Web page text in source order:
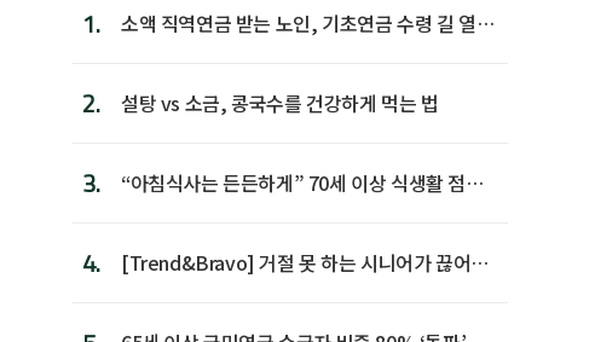
1.
소액 직역연금 받는 노인, 기초연금 수령 길 열린
2. 설탕 vs 소금, 콩국수를 건강하게 먹는 법
3.
“아침식사는 든든하게” 70세 이상 식생활 점수
4.
[Trend&Bravo] 거절 못 하는 시니어가 끊어야